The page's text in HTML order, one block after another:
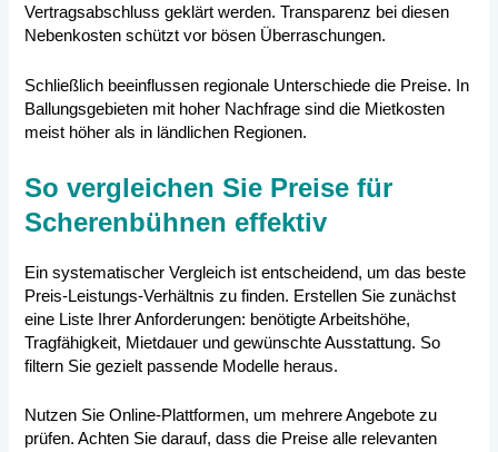
Vertragsabschluss geklärt werden. Transparenz bei diesen
Nebenkosten schützt vor bösen Überraschungen.
Schließlich beeinflussen regionale Unterschiede die Preise. In
Ballungsgebieten mit hoher Nachfrage sind die Mietkosten
meist höher als in ländlichen Regionen.
So vergleichen Sie Preise für
Scherenbühnen effektiv
Ein systematischer Vergleich ist entscheidend, um das beste
Preis-Leistungs-Verhältnis zu finden. Erstellen Sie zunächst
eine Liste Ihrer Anforderungen: benötigte Arbeitshöhe,
Tragfähigkeit, Mietdauer und gewünschte Ausstattung. So
filtern Sie gezielt passende Modelle heraus.
Nutzen Sie Online-Plattformen, um mehrere Angebote zu
prüfen. Achten Sie darauf, dass die Preise alle relevanten